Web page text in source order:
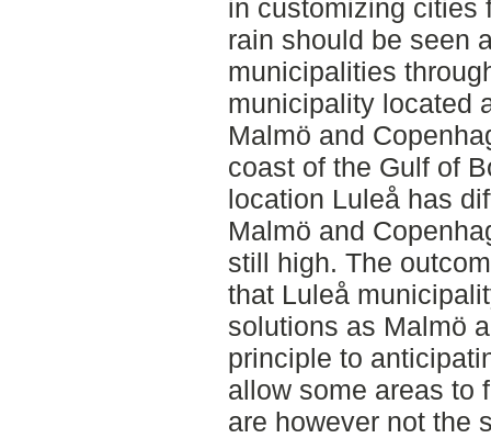
in customizing cities
rain should be seen
municipalities
municipality located
Malmö and
coast of the Gulf of
location Luleå has
Malmö and
still high. The
that Luleå
solutions as Malmö
principle to
allow some areas to
are however not the